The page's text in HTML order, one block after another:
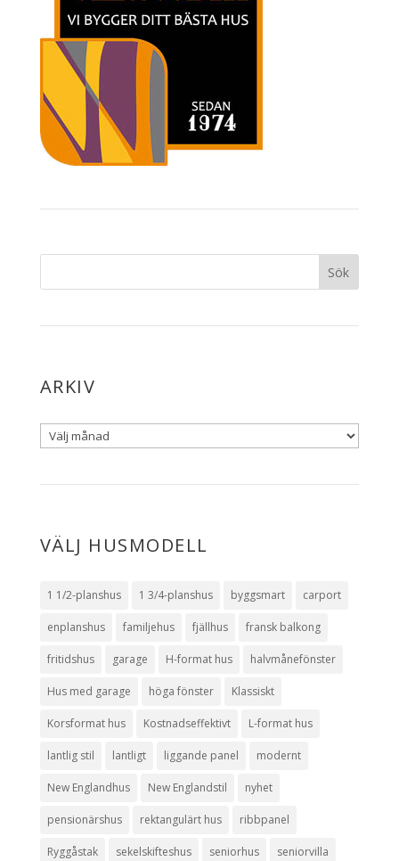
ARKIV
VÄLJ HUSMODELL
1 1/2-planshus 1 3/4-planshus byggsmart carport
enplanshus familjehus fjällhus fransk balkong
fritidshus garage H-format hus halvmånefönster
Hus med garage höga fönster Klassiskt
Korsformat hus Kostnadseffektivt L-format hus
lantlig stil lantligt liggande panel modernt
New Englandhus New Englandstil nyhet
pensionärshus rektangulärt hus ribbpanel
Ryggåstak sekelskifteshus seniorhus seniorvilla